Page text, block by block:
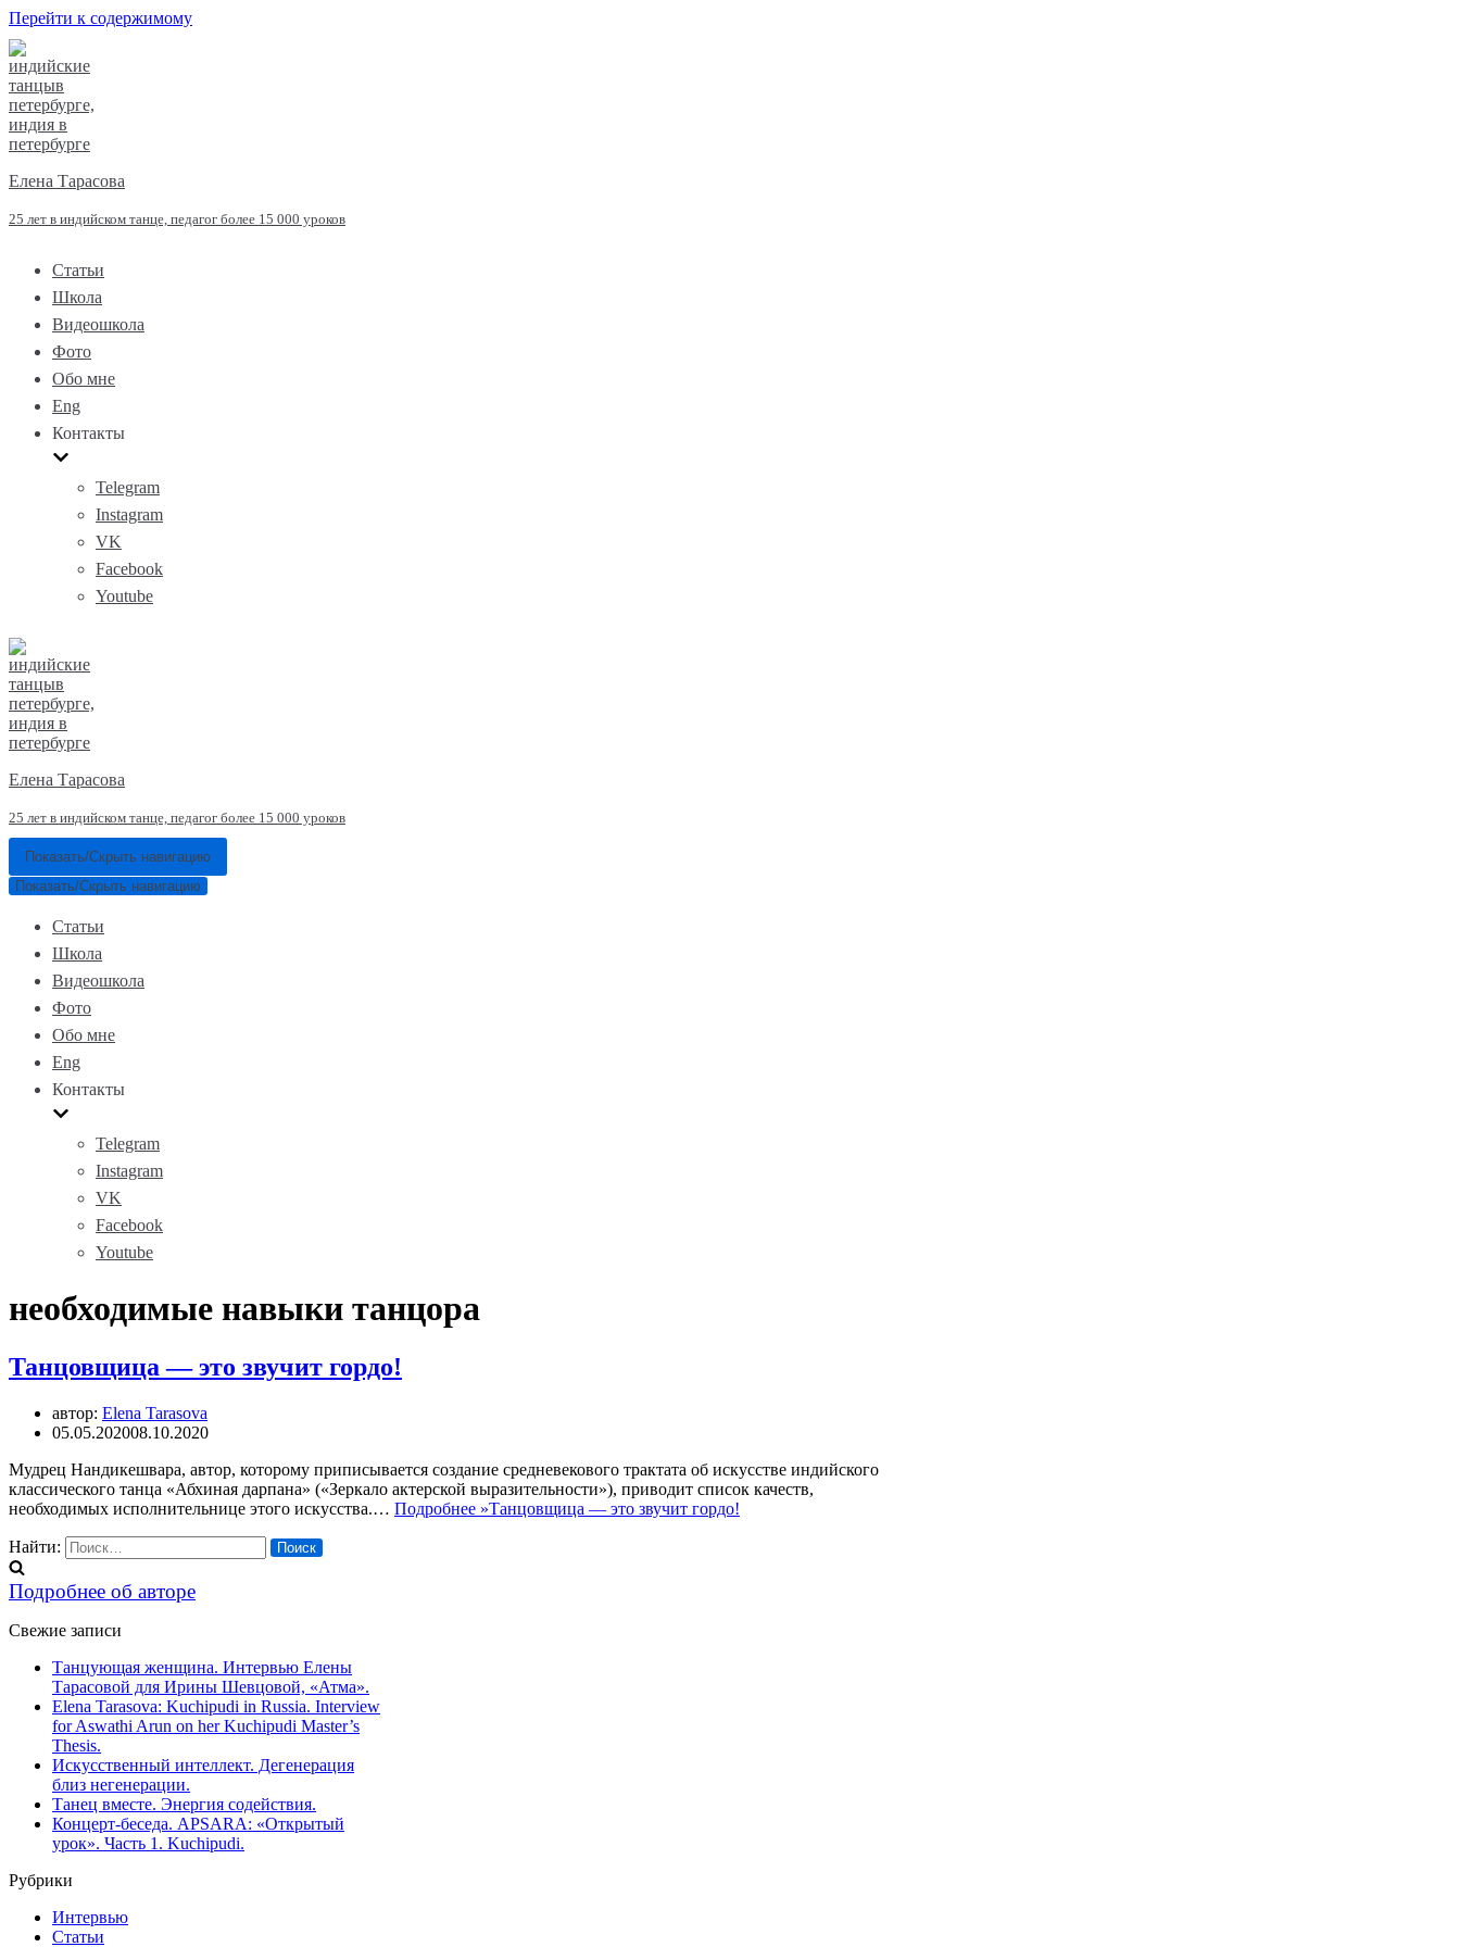
Перейти к содержимому
Елена Тарасова
25 лет в индийском танце, педагог более 15 000 уроков
Статьи
Школа
Видеошкола
Фото
Обо мне
Eng
Контакты
Telegram
Instagram
VK
Facebook
Youtube
Елена Тарасова
25 лет в индийском танце, педагог более 15 000 уроков
Показать/Скрыть навигацию
Показать/Скрыть навигацию
Статьи
Школа
Видеошкола
Фото
Обо мне
Eng
Контакты
Telegram
Instagram
VK
Facebook
Youtube
необходимые навыки танцора
Танцовщица — это звучит гордо!
автор: Elena Tarasova
05.05.202008.10.2020
Мудрец Нандикешвара, автор, которому приписывается создание средневекового трактата об искусстве индийского
классического танца «Абхиная дарпана» («Зеркало актерской выразительности»), приводит список качеств,
необходимых исполнительнице этого искусства.… Подробнее »Танцовщица — это звучит гордо!
Найти:
Подробнее об авторе
Свежие записи
Танцующая женщина. Интервью Елены
Тарасовой для Ирины Шевцовой, «Атма».
Elena Tarasova: Kuchipudi in Russia. Interview
for Aswathi Arun on her Kuchipudi Master’s
Thesis.
Искусственный интеллект. Дегенерация
близ негенерации.
Танец вместе. Энергия содействия.
Концерт-беседа. APSARA: «Открытый
урок». Часть 1. Kuchipudi.
Рубрики
Интервью
Статьи